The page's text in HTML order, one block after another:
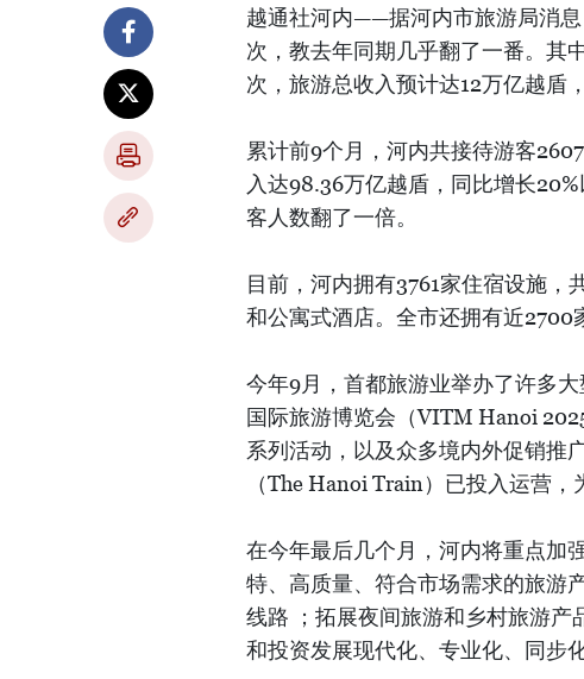
越通社河内——据河内市旅游局消
次，教去年同期几乎翻了一番。其
次，旅游总收入预计达12万亿越盾
累计前9个月，河内共接待游客
入达98.36万亿越盾，同比增长
客人数翻了一倍。
目前，河内拥有3761家住宿设施，
和公寓式酒店。全市还拥有近2700
今年9月，首都旅游业举办了许多
国际旅游博览会（VITM Hanoi
系列活动，以及众多境内外促销推
（The Hanoi Train）已投入运营，
在今年最后几个月，河内将重点加
特、高质量、符合市场需求的旅游
线路 ；拓展夜间旅游和乡村旅游产
和投资发展现代化、专业化、同步